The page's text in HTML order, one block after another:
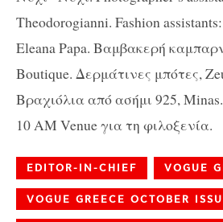
Theodorogianni. Fashion
Eleana Papa. Βαμβακερή
Boutique. Δερμάτινες μπότες,
Βραχιόλια από ασήμι 925, Minas.
10 ΑΜ Venue για τη φιλοξενία.
EDITOR-IN-CHIEF VOGUE
VOGUE GREECE OCTOBER